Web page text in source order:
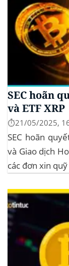
SEC hoãn
và ETF XRP
⏱️21/05/2025,
SEC hoãn
và Giao dịch
các đơn xin quỹ
10/2025 để